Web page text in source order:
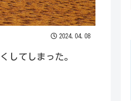
2024.04.08
してしまった。